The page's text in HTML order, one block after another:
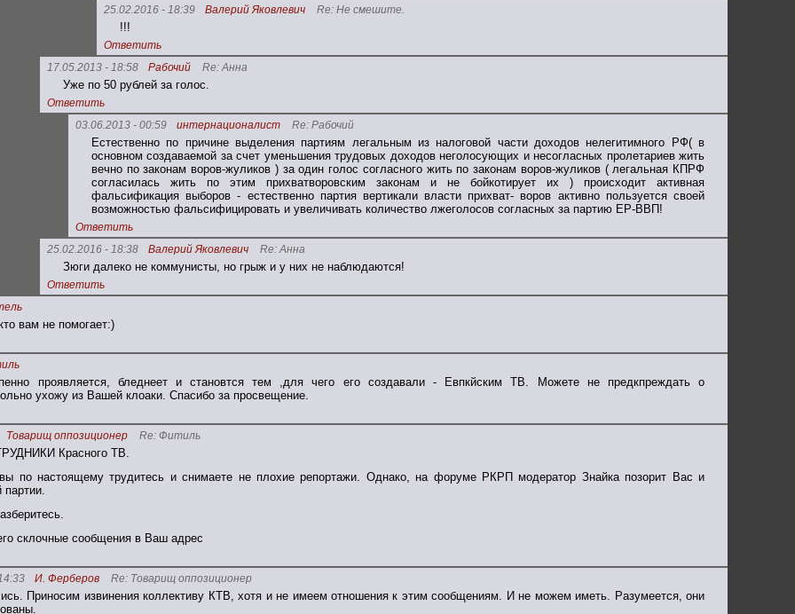
25.02.2016 - 18:39
Валерий Яковлевич Re: Не смешите.
!!!
Ответить
17.05.2013 - 18:58
Рабочий Re: Анна
Уже по 50 рублей за голос.
Ответить
03.06.2013 - 00:59
интернационалист Re: Рабочий
Естественно по причине выделения партиям легальным из налоговой части доходов нелегитимного РФ( в
основном создаваемой за счет уменьшения трудовых доходов неголосующих и несогласных пролетариев жить
вечно по законам воров-жуликов ) за один голос согласного жить по законам воров-жуликов ( легальная КПРФ
согласилась жить по этим прихватворовским законам и не бойкотирует их ) происходит активная
фальсификация выборов - естественно партия вертикали власти прихват- воров активно пользуется своей
возможностью фальсифицировать и увеличивать количество лжеголосов согласных за партию ЕР-ВВП!
Ответить
25.02.2016 - 18:38
Валерий Яковлевич Re: Анна
Зюги далеко не коммунисты, но грыж и у них не наблюдаются!
Ответить
вам не помогает:)
проявляется, бледнеет и становтся тем ,для чего его создавали - Евпкйским ТВ. Можете не предкпреждать о
ухожу из Вашей клоаки. Спасибо за просвещение.
Товарищ оппозиционер Re: Фитиль
Красного ТВ.
по настоящему трудитесь и снимаете не плохие репортажи. Однако, на форуме РКРП модератор Знайка позорит Вас и
партии.
склочные сообщения в Ваш адрес
И. Ферберов Re: Товарищ оппозиционер
Приносим извинения коллективу КТВ, хотя и не имеем отношения к этим сообщениям. И не можем иметь. Разумеется, они